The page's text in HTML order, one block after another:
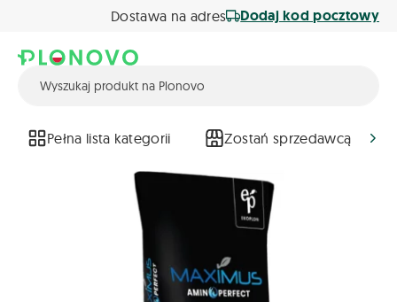
Dostawa na adres Dodaj kod pocztowy
Pełna lista kategorii Zostań sprzedawcą